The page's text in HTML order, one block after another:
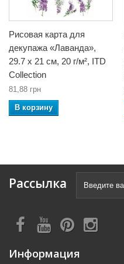
Рисовая карта для
декупажа «Лаванда»,
29.7 x 21 см, 20 г/м², ITD
Collection
81,88 грн
В корзину
Рассылка
Информация